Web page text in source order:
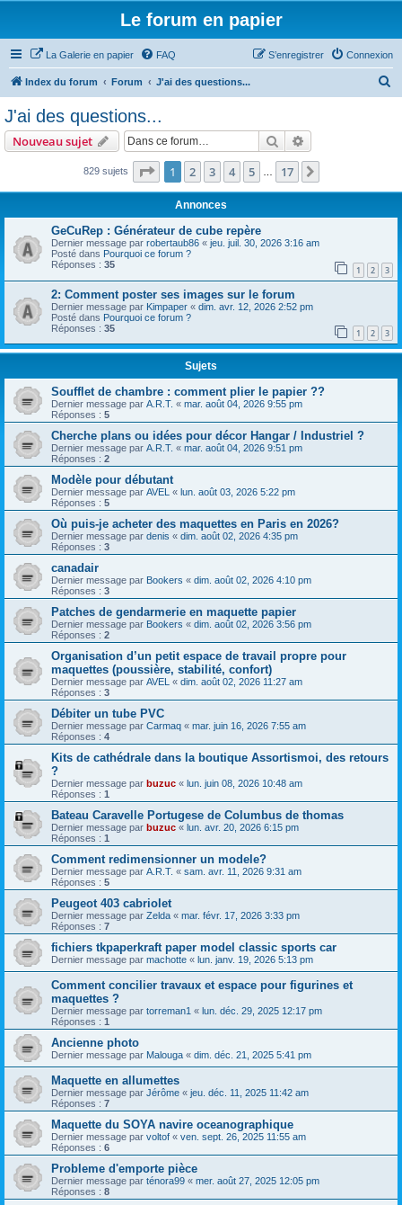
Le forum en papier
La Galerie en papier FAQ Connexion
S’enregistrer
Index du forum Forum J'ai des questions...
r
J'ai des questions...
Nouveau sujet Rechercher
829 sujets Page 1sur17
1 2 3 4 5 17
Annonces
GeCuRep : Générateur de cube repère
Dernier message par robertaub86 « jeu. juil. 30, 2026 3:16 am
Posté dans Pourquoi ce forum ?
Réponses : 35 1 2 3
2: Comment poster ses images sur le forum
Dernier message par Kimpaper « dim. avr. 12, 2026 2:52 pm
Posté dans Pourquoi ce forum ?
Réponses : 35 1 2 3
Sujets
Soufflet de chambre : comment plier le papier ??
Dernier message par A.R.T. « mar. août 04, 2026 9:55 pm
Réponses : 5
Cherche plans ou idées pour décor Hangar / Industriel ?
Dernier message par A.R.T. « mar. août 04, 2026 9:51 pm
Réponses : 2
Modèle pour débutant
Dernier message par AVEL « lun. août 03, 2026 5:22 pm
Réponses : 5
Où puis-je acheter des maquettes en Paris en 2026?
Dernier message par denis « dim. août 02, 2026 4:35 pm
Réponses : 3
canadair
Dernier message par Bookers « dim. août 02, 2026 4:10 pm
Réponses : 3
Patches de gendarmerie en maquette papier
Dernier message par Bookers « dim. août 02, 2026 3:56 pm
Réponses : 2
Organisation d’un petit espace de travail propre pour
maquettes (poussière, stabilité, confort)
Dernier message par AVEL « dim. août 02, 2026 11:27 am
Réponses : 3
Débiter un tube PVC
Dernier message par Carmaq « mar. juin 16, 2026 7:55 am
Réponses : 4
Kits de cathédrale dans la boutique Assortismoi, des retours
?
Dernier message par buzuc « lun. juin 08, 2026 10:48 am
Réponses : 1
Bateau Caravelle Portugese de Columbus de thomas
Dernier message par buzuc « lun. avr. 20, 2026 6:15 pm
Réponses : 1
Comment redimensionner un modele?
Dernier message par A.R.T. « sam. avr. 11, 2026 9:31 am
Réponses : 5
Peugeot 403 cabriolet
Dernier message par Zelda « mar. févr. 17, 2026 3:33 pm
Réponses : 7
fichiers tkpaperkraft paper model classic sports car
Dernier message par machotte « lun. janv. 19, 2026 5:13 pm
Comment concilier travaux et espace pour figurines et
maquettes ?
Dernier message par torreman1 « lun. déc. 29, 2025 12:17 pm
Réponses : 1
Ancienne photo
Dernier message par Malouga « dim. déc. 21, 2025 5:41 pm
Maquette en allumettes
Dernier message par Jérôme « jeu. déc. 11, 2025 11:42 am
Réponses : 7
Maquette du SOYA navire oceanographique
Dernier message par voltof « ven. sept. 26, 2025 11:55 am
Réponses : 6
Probleme d'emporte pièce
Dernier message par ténora99 « mer. août 27, 2025 12:05 pm
Réponses : 8